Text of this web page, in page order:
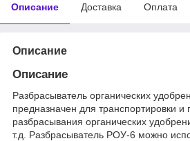
Описание Доставка Оплата
Описание
Описание
Разбрасыватель органических
предназначен для транспортировки и
разбрасывания органических
т.д. Разбрасыватель РОУ-6 можно